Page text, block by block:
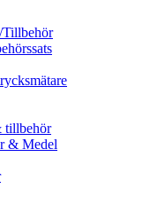
Tillbehör
tillbehör
& Medel